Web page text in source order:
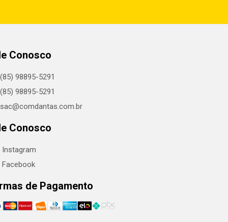
Conosco
(85) 98895-5291
(85) 98895-5291
sac@comdantas.com.br
Conosco
Instagram
Facebook
de Pagamento